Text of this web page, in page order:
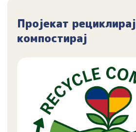
Пројекат рециклирај
компостирај